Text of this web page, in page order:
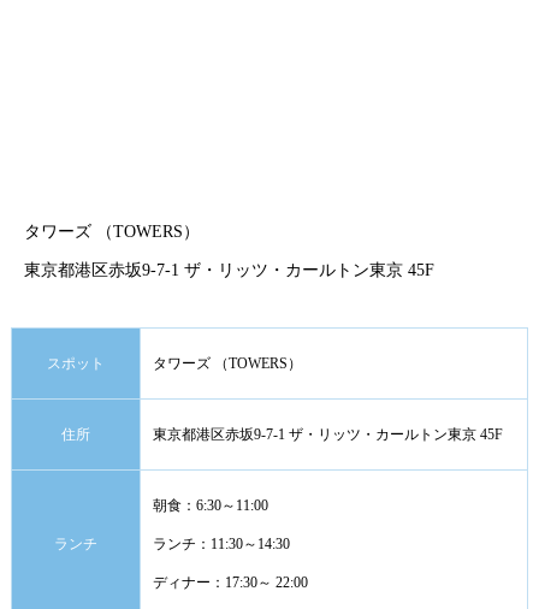
タワーズ （TOWERS）
東京都港区赤坂9-7-1 ザ・リッツ・カールトン東京 45F
スポット タワーズ （TOWERS）
住所 東京都港区赤坂9-7-1 ザ・リッツ・カールトン東京 45F
ランチ
朝食：6:30～11:00
ランチ：11:30～14:30
ディナー：17:30～ 22:00